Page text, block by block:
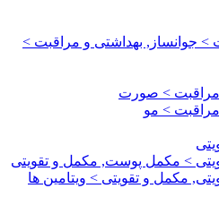
جوانساز, بهداشتی و مراقبت >
مراقبت > صورت
مراقبت > مو
> مکمل پوست, مکمل و تقویتی
مکمل و تقویتی > ویتامین ها